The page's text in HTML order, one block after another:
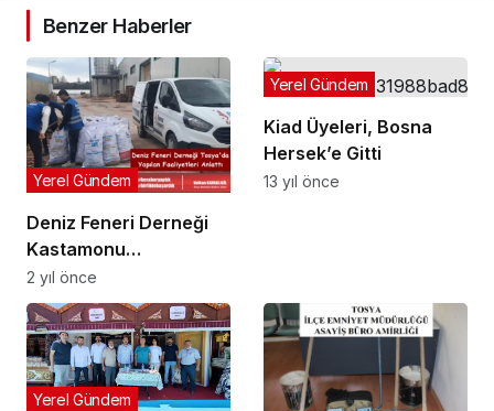
Benzer Haberler
Deniz Feneri Derneği
Kastamonu
Temsilciğinden
Açıklama
Yerel Gündem
2 yıl önce
Kiad Üyeleri, Bosna
Hersek’e Gitti
Yerel Gündem
13 yıl önce
Yerel Gündem